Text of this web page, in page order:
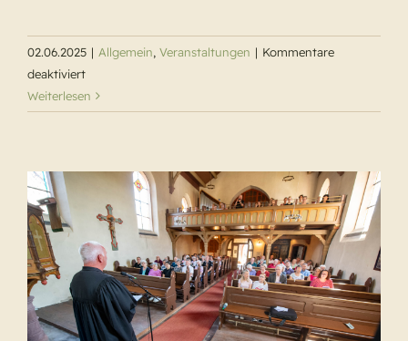
02.06.2025 | Allgemein, Veranstaltungen | Kommentare
deaktiviertfür
Rückblick
Himmelfahrt
Weiterlesen